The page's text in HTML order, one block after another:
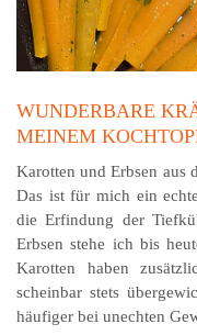
WUNDERBARE
MEINEM
Karotten und Erbsen aus
Das ist für mich ein
die Erfindung der
Erbsen stehe ich bis
Ka­rotten haben
schein­bar stets
häu­figer bei unechten